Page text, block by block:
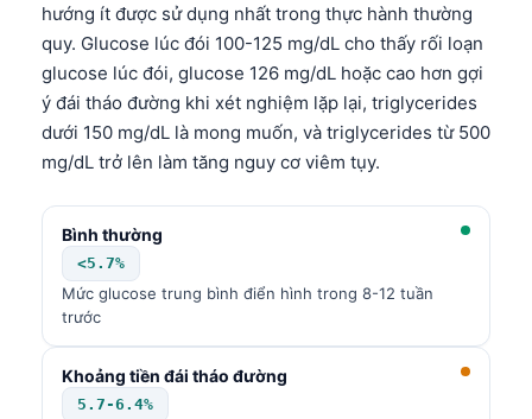
hướng ít được sử dụng nhất trong thực hành thường
quy. Glucose lúc đói 100-125 mg/dL cho thấy rối loạn
glucose lúc đói, glucose 126 mg/dL hoặc cao hơn gợi
ý đái tháo đường khi xét nghiệm lặp lại, triglycerides
dưới 150 mg/dL là mong muốn, và triglycerides từ 500
mg/dL trở lên làm tăng nguy cơ viêm tụy.
Bình thường
<5.7%
Mức glucose trung bình điển hình trong 8-12 tuần
trước
Khoảng tiền đái tháo đường
5.7-6.4%